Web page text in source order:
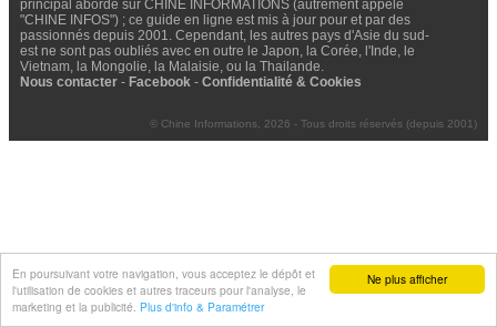
Ne plus afficher
En poursuivant votre navigation, vous acceptez le dépôt et
l'utilisation de cookies et autres traceurs pour l'analyse, le
marketing et la publicité. Plus d'info & Paramétrer
principal abordé sur CHINE INFORMATIONS (autrement appelé
"CHINE INFOS") ; ce guide en ligne est mis à jour pour et par des
passionnés depuis 2001. Cependant, les autres pays d'Asie du sud-
est ne sont pas oubliés avec en outre le Japon, la Corée, l'Inde, le
Vietnam, la Mongolie, la Malaisie, ou la Thailande.
Nous contacter - Facebook - Confidentialité & Cookies
© Chine Informations, 2026 - Tous droits réservés (depuis 2001)